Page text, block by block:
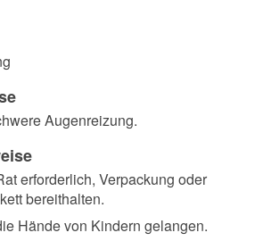
Augenreizung.
erforderlich, Verpackung oder
bereithalten.
Hände von Kindern gelangen.